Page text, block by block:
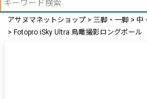
アサヌマネットショップ 三脚・一脚
中
Fotopro iSky Ultra 鳥瞰撮影ロングポール